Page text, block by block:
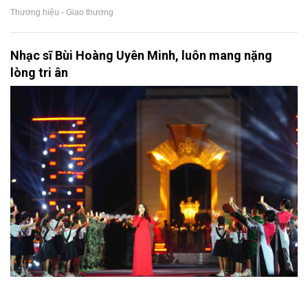
Thương hiệu - Giao thương
Nhạc sĩ Bùi Hoàng Uyên Minh, luôn mang nặng
lòng tri ân